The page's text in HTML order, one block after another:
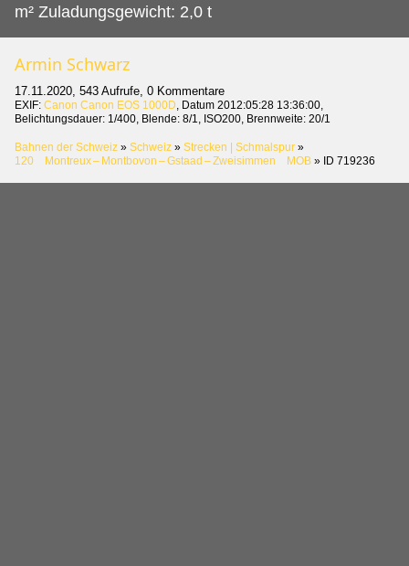
m² Zuladungsgewicht: 2,0 t
Armin Schwarz
17.11.2020, 543 Aufrufe, 0 Kommentare
EXIF: Canon Canon EOS 1000D, Datum 2012:05:28 13:36:00,
Belichtungsdauer: 1/400, Blende: 8/1, ISO200, Brennweite: 20/1
Bahnen der Schweiz » Schweiz » Strecken | Schmalspur »
120 Montreux – Montbovon – Gstaad – Zweisimmen MOB » ID 719236